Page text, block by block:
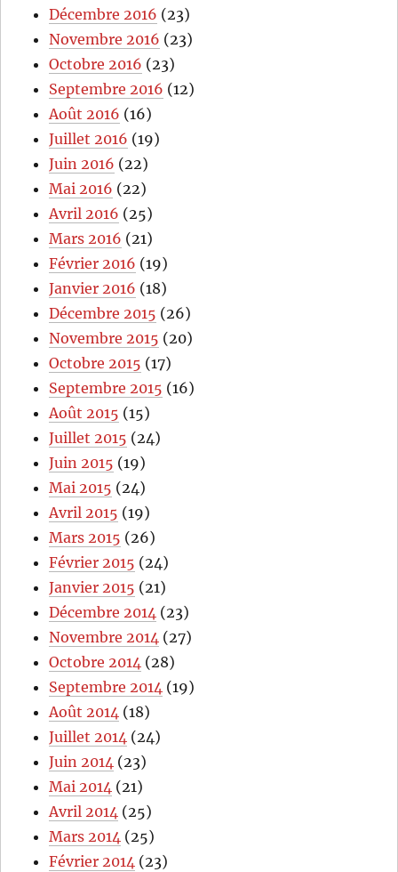
Décembre 2016 (23)
Novembre 2016 (23)
Octobre 2016 (23)
Septembre 2016 (12)
Août 2016 (16)
Juillet 2016 (19)
Juin 2016 (22)
Mai 2016 (22)
Avril 2016 (25)
Mars 2016 (21)
Février 2016 (19)
Janvier 2016 (18)
Décembre 2015 (26)
Novembre 2015 (20)
Octobre 2015 (17)
Septembre 2015 (16)
Août 2015 (15)
Juillet 2015 (24)
Juin 2015 (19)
Mai 2015 (24)
Avril 2015 (19)
Mars 2015 (26)
Février 2015 (24)
Janvier 2015 (21)
Décembre 2014 (23)
Novembre 2014 (27)
Octobre 2014 (28)
Septembre 2014 (19)
Août 2014 (18)
Juillet 2014 (24)
Juin 2014 (23)
Mai 2014 (21)
Avril 2014 (25)
Mars 2014 (25)
Février 2014 (23)